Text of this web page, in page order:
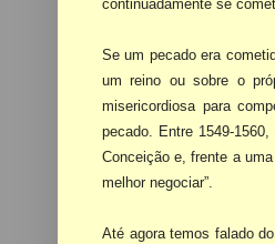
continuadamente se
Se um pecado era
um reino ou sobre o
misericordiosa para
pecado. Entre 1549-1560,
Conceição e, frente a
melhor negociar”.
Até agora temos falado